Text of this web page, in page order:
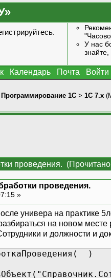
.
У нас
Календарь Почта Войти
Программирование 1С > 1С 7.x
проведения.
проведения.
»
универа на практике
на новом месте
и должности и
)